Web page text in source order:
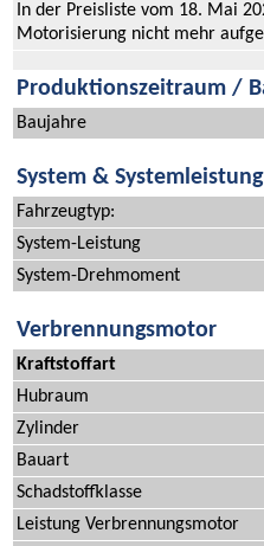
In der Preisliste vom 18. Mai
Motorisierung nicht mehr
Produktionszeitraum /
Baujahre
System & Systemleistung
Fahrzeugtyp:
System-Leistung
System-Drehmoment
Verbrennungsmotor
Kraftstoffart
Hubraum
Zylinder
Bauart
Schadstoffklasse
Leistung Verbrennungsmotor